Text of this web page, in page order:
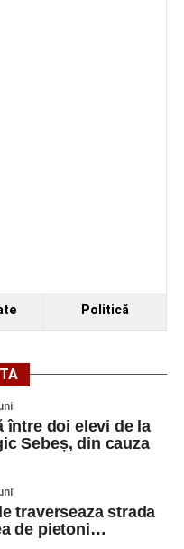
Politică
între doi elevi de la
Sebeș, din cauza
traverseaza strada
de pietoni…